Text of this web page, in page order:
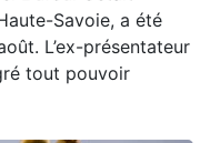
Savoie, a été
L’ex-présentateur
tout pouvoir